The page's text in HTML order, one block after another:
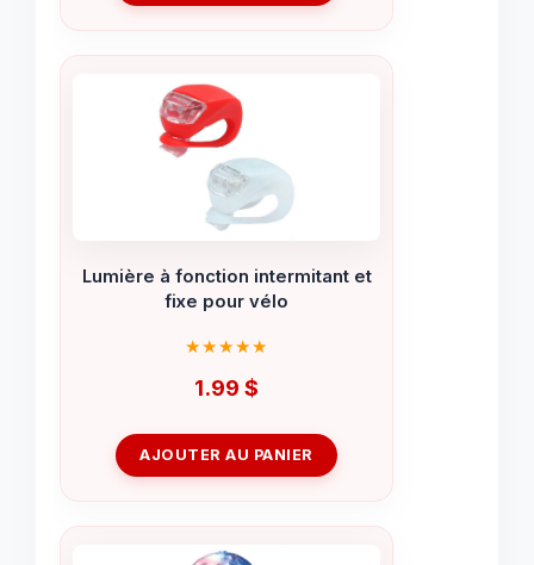
24.99 $.12.99 $.
Lumière à fonction intermitant et
fixe pour vélo
1.99 $
AJOUTER AU PANIER